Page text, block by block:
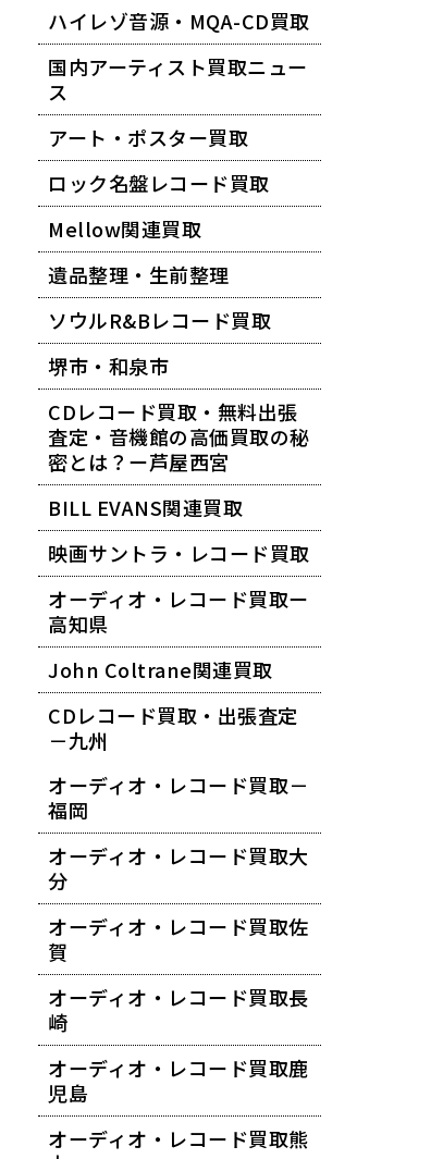
ハイレゾ音源・MQA-CD買取
国内アーティスト買取ニュー
ス
アート・ポスター買取
ロック名盤レコード買取
Mellow関連買取
遺品整理・生前整理
ソウルR&Bレコード買取
堺市・和泉市
CDレコード買取・無料出張
査定・音機館の高価買取の秘
密とは？ー芦屋西宮
BILL EVANS関連買取
映画サントラ・レコード買取
オーディオ・レコード買取ー
高知県
John Coltrane関連買取
CDレコード買取・出張査定
－九州
オーディオ・レコード買取－
福岡
オーディオ・レコード買取大
分
オーディオ・レコード買取佐
賀
オーディオ・レコード買取長
崎
オーディオ・レコード買取鹿
児島
オーディオ・レコード買取熊